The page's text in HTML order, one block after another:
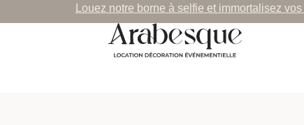
Louez notre borne à selfie et immortalisez